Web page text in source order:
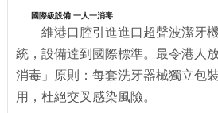
國際級設備 一人一消毒
維港口腔引進進口超聲波潔牙
統，設備達到國際標準。最令港人
消毒」原則：每套洗牙器械獨立包
用，杜絕交叉感染風險。